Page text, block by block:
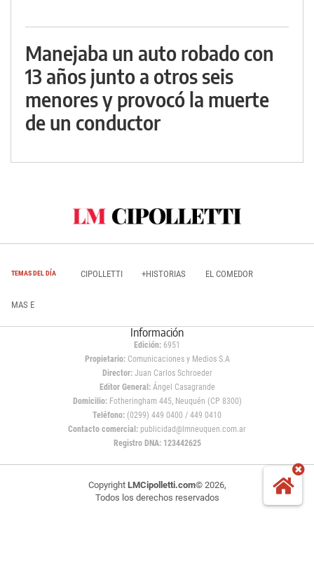
Manejaba un auto robado con
13 años junto a otros seis
menores y provocó la muerte
de un conductor
TEMAS DEL DÍA CIPOLLETTI +HISTORIAS EL COMEDOR
MAS E
Información
Edición: 6951
Propietario:Comunicaciones y Medios S.A
Director: Juan Carlos Schroeder
Editor General:Ángel Casagrande
Domicilio:Fotheringham 445, Neuquén (CP 8300)
Teléfono: (0299) 449 0400 / 449 0410
Contacto comercial: publicidad@lmneuquen.com.ar
Registro DNA: 123442625
Copyright LMCipolletti.com© 2026,
Todos los derechos reservados